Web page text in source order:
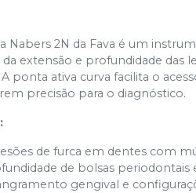
Nabers 2N da Fava é um
extensão e profundidade das
ponta ativa curva facilita o
precisão para o diagnóstico.
de furca em dentes com
de bolsas periodontais
gengival e